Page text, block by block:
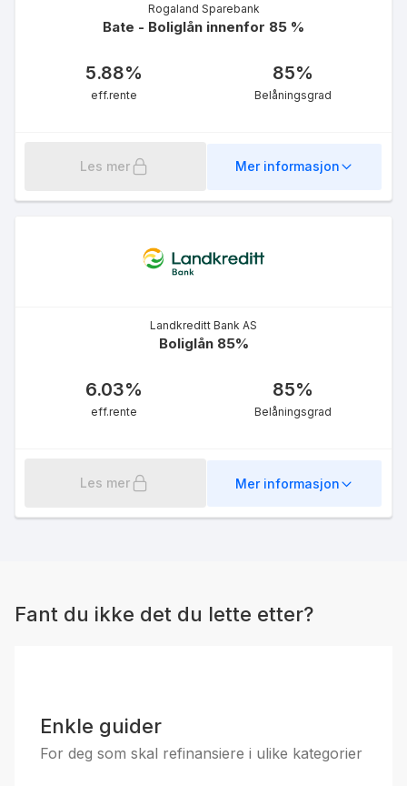
Rogaland Sparebank
Bate - Boliglån innenfor 85 %
5.88%
eff.rente
85%
Belåningsgrad
Les mer Mer informasjon
Landkreditt Bank AS
Boliglån 85%
6.03%
eff.rente
85%
Belåningsgrad
Les mer Mer informasjon
Fant du ikke det du lette etter?
Enkle guider
For deg som skal refinansiere i ulike kategorier